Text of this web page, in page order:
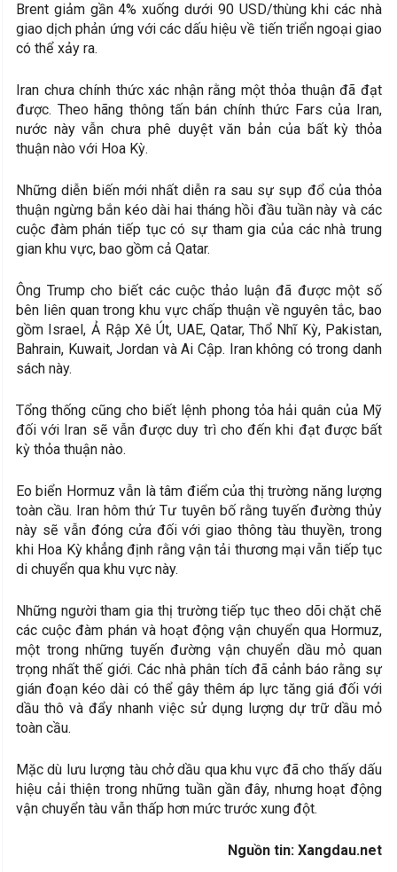
Brent giảm gần 4% xuống dưới 90 USD/thùng khi các nhà
giao dịch phản ứng với các dấu hiệu về tiến triển ngoại giao
có thể xảy ra.
Iran chưa chính thức xác nhận rằng một thỏa thuận đã đạt
được. Theo hãng thông tấn bán chính thức Fars của Iran,
nước này vẫn chưa phê duyệt văn bản của bất kỳ thỏa
thuận nào với Hoa Kỳ.
Những diễn biến mới nhất diễn ra sau sự sụp đổ của thỏa
thuận ngừng bắn kéo dài hai tháng hồi đầu tuần này và các
cuộc đàm phán tiếp tục có sự tham gia của các nhà trung
gian khu vực, bao gồm cả Qatar.
Ông Trump cho biết các cuộc thảo luận đã được một số
bên liên quan trong khu vực chấp thuận về nguyên tắc, bao
gồm Israel, Ả Rập Xê Út, UAE, Qatar, Thổ Nhĩ Kỳ, Pakistan,
Bahrain, Kuwait, Jordan và Ai Cập. Iran không có trong danh
sách này.
Tổng thống cũng cho biết lệnh phong tỏa hải quân của Mỹ
đối với Iran sẽ vẫn được duy trì cho đến khi đạt được bất
kỳ thỏa thuận nào.
Eo biển Hormuz vẫn là tâm điểm của thị trường năng lượng
toàn cầu. Iran hôm thứ Tư tuyên bố rằng tuyến đường thủy
này sẽ vẫn đóng cửa đối với giao thông tàu thuyền, trong
khi Hoa Kỳ khẳng định rằng vận tải thương mại vẫn tiếp tục
di chuyển qua khu vực này.
Những người tham gia thị trường tiếp tục theo dõi chặt chẽ
các cuộc đàm phán và hoạt động vận chuyển qua Hormuz,
một trong những tuyến đường vận chuyển dầu mỏ quan
trọng nhất thế giới. Các nhà phân tích đã cảnh báo rằng sự
gián đoạn kéo dài có thể gây thêm áp lực tăng giá đối với
dầu thô và đẩy nhanh việc sử dụng lượng dự trữ dầu mỏ
toàn cầu.
Mặc dù lưu lượng tàu chở dầu qua khu vực đã cho thấy dấu
hiệu cải thiện trong những tuần gần đây, nhưng hoạt động
vận chuyển tàu vẫn thấp hơn mức trước xung đột.
Nguồn tin: Xangdau.net